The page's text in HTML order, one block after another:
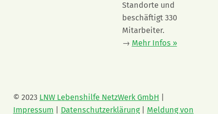
Standorte und
beschäftigt 330
Mitarbeiter.
→ Mehr Infos »
© 2023 LNW Lebenshilfe NetzWerk GmbH
Impressum
Datenschutzerklärung Meldung von